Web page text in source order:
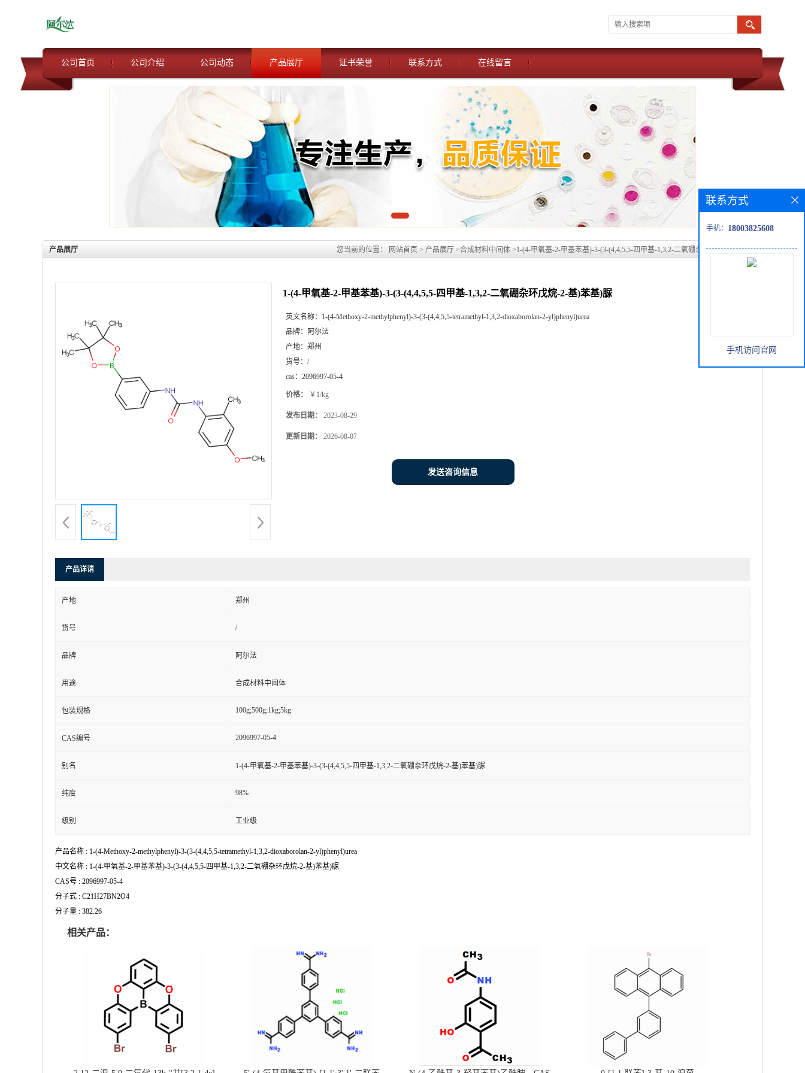
公司首页 公司介绍 公司动态 产品展厅 证书荣誉 联系方式 在线留言
产品展厅 您当前的位置： 网站首页 > 产品展厅 >合成材料中间体 >1-(4-甲氧基-2-甲基苯基)-3-(3-(4,4,5,5-四甲基-1,3,2-二氧硼杂环戊烷-2-基)苯
1-(4-甲氧基-2-甲基苯基)-3-(3-(4,4,5,5-四甲基-1,3,2-二氧硼杂环戊烷-2-基)苯基)脲
英文名称： 1-(4-Methoxy-2-methylphenyl)-3-(3-(4,4,5,5-tetramethyl-1,3,2-dioxaborolan-2-yl)phenyl)urea
品牌：
阿尔法
产地： 郑州
货号： /
cas： 2096997-05-4
价格： ￥1/kg
发布日期： 2023-08-29
更新日期： 2026-08-07
发送咨询信息
产品详请
产地 郑州
货号 /
品牌 阿尔法
用途 合成材料中间体
包装规格 100g;500g;1kg;5kg
CAS编号 2096997-05-4
别名 1-(4-甲氧基-2-甲基苯基)-3-(3-(4,4,5,5-四甲基-1,3,2-二氧硼杂环戊烷-2-基)苯基)脲
纯度 98%
级别 工业级
产品名称 : 1-(4-Methoxy-2-methylphenyl)-3-(3-(4,4,5,5-tetramethyl-1,3,2-dioxaborolan-2-yl)phenyl)urea
中文名称 : 1-(4-甲氧基-2-甲基苯基)-3-(3-(4,4,5,5-四甲基-1,3,2-二氧硼杂环戊烷-2-基)苯基)脲
CAS号 : 2096997-05-4
分子式 : C21H27BN2O4
分子量 : 382.26
相关产品：
联系方式
手机： 18003825608
手机访问官网